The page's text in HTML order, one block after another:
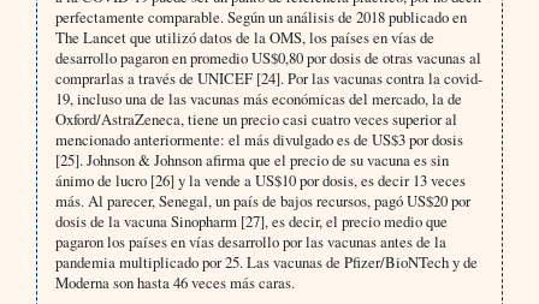
perfectamente comparable. Según un análisis de 2018 publicado en
The Lancet que utilizó datos de la OMS, los países en vías de
desarrollo pagaron en promedio US$0,80 por dosis de otras vacunas al
comprarlas a través de UNICEF [24]. Por las vacunas contra la covid-
19, incluso una de las vacunas más económicas del mercado, la de
Oxford/AstraZeneca, tiene un precio casi cuatro veces superior al
mencionado anteriormente: el más divulgado es de US$3 por dosis
[25]. Johnson & Johnson afirma que el precio de su vacuna es sin
ánimo de lucro [26] y la vende a US$10 por dosis, es decir 13 veces
más. Al parecer, Senegal, un país de bajos recursos, pagó US$20 por
dosis de la vacuna Sinopharm [27], es decir, el precio medio que
pagaron los países en vías desarrollo por las vacunas antes de la
pandemia multiplicado por 25. Las vacunas de Pfizer/BioNTech y de
Moderna son hasta 46 veces más caras.